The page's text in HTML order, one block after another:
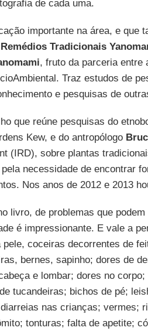
de cada uma.
importante na área, e que
Tradicionais
, fruto da parceria entre
Traz estudos de
e pesquisas de
que reúne pesquisas do
Kew, e do antropólogo
(IRD), sobre plantas
necessidade de encontrar
Nos anos de 2012 e 2013
livro, de problemas que
é impressionante. E vale a
pele, coceiras decorrentes de
bernes, sapinho; dores de
e lombar; dores no
tucandeiras; bichos de pé;
nas crianças; vermes;
tonturas; falta de apetite;